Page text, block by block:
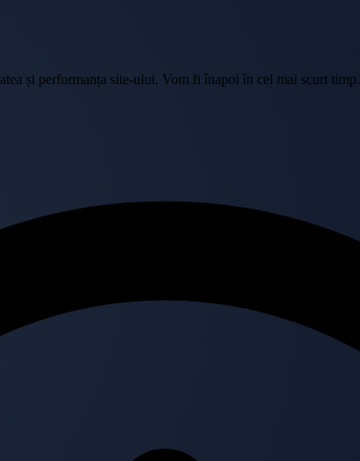
și performanța site-ului. Vom fi înapoi în cel mai scurt timp.